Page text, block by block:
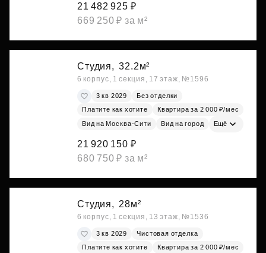
21 482 925 ₽
669 250 ₽ за м²
Студия, 32.2м²
6 корпус, 1 секция, 17 этаж, №1596
3 кв 2029
Без отделки
Платите как хотите
Квартира за 2 000 ₽/мес
Вид на Москва-Сити Вид на город Ещё
21 920 150 ₽
680 750 ₽ за м²
Студия, 28м²
6 корпус, 1 секция, 13 этаж, №1536
3 кв 2029
Чистовая отделка
Платите как хотите
Квартира за 2 000 ₽/мес